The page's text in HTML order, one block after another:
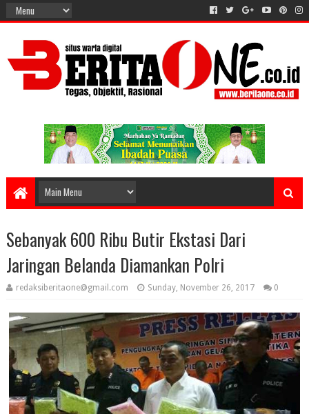
Sebanyak 600 Ribu Butir Ekstasi Dari
Jaringan Belanda Diamankan Polri
redaksiberitaone@gmail.com Sunday, November 26, 2017 0